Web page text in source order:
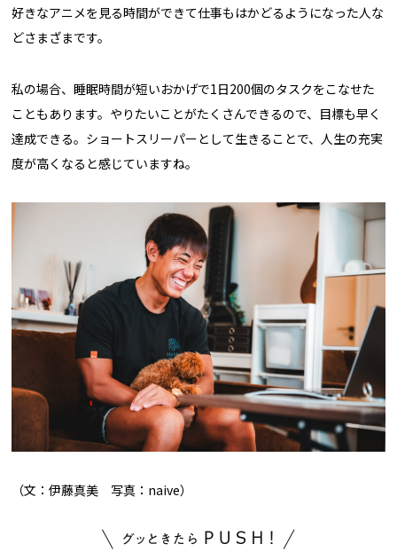
好きなアニメを見る時間ができて仕事もはかどるようになった人な
どさまざまです。
私の場合、睡眠時間が短いおかげで1日200個のタスクをこなせた
こともあります。やりたいことがたくさんできるので、目標も早く
達成できる。ショートスリーパーとして生きることで、人生の充実
度が高くなると感じていますね。
（文：伊藤真美 写真：naive）